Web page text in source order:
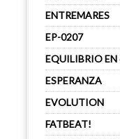
ENTREMARES
EP-0207
EQUILIBRIO EN
ESPERANZA
EVOLUTION
FATBEAT!